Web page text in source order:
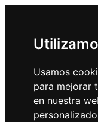
Usamos
para mejorar
en nuestra